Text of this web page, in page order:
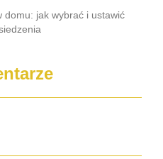
domu: jak wybrać i ustawić